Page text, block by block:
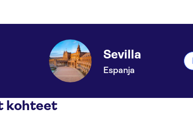
Sevilla
Espanja
kohteet